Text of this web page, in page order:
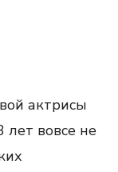
актрисы
лет вовсе не